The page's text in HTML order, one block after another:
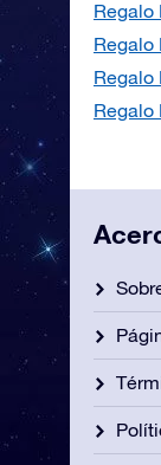
Regalo
Regalo
Regalo
Regalo